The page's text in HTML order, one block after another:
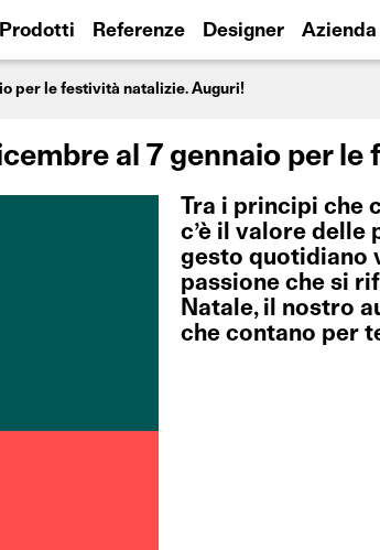
Prodotti Referenze Designer Azienda
per le festività natalizie. Auguri!
al 7 gennaio per
Tra i principi
c’è il valore delle
gesto quotidiano
passione che si
Natale, il nostro
che contano per